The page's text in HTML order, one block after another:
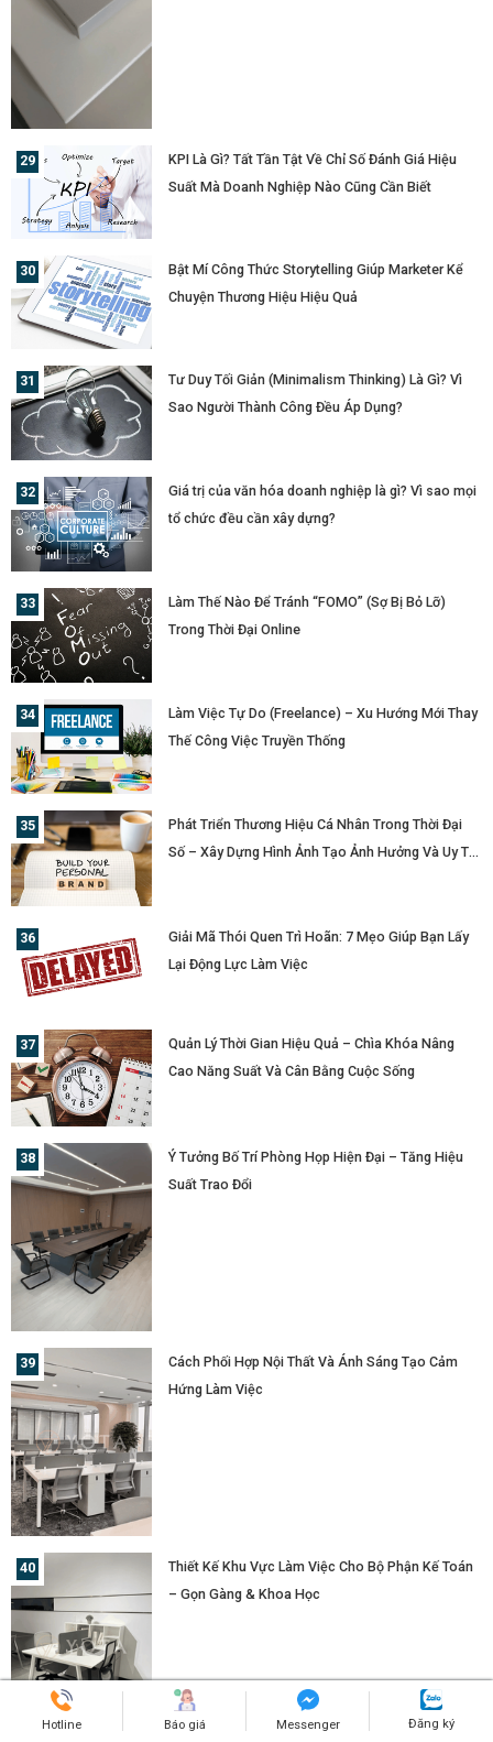
KPI Là Gì? Tất Tần Tật Về Chỉ Số Đánh Giá Hiệu
Suất Mà Doanh Nghiệp Nào Cũng Cần Biết
Bật Mí Công Thức Storytelling Giúp Marketer Kể
Chuyện Thương Hiệu Hiệu Quả
Tư Duy Tối Giản (Minimalism Thinking) Là Gì? Vì
Sao Người Thành Công Đều Áp Dụng?
Giá trị của văn hóa doanh nghiệp là gì? Vì sao mọi
tổ chức đều cần xây dựng?
Làm Thế Nào Để Tránh “FOMO” (Sợ Bị Bỏ Lỡ)
Trong Thời Đại Online
Làm Việc Tự Do (Freelance) – Xu Hướng Mới Thay
Thế Công Việc Truyền Thống
Phát Triển Thương Hiệu Cá Nhân Trong Thời Đại
Số – Xây Dựng Hình Ảnh Tạo Ảnh Hưởng Và Uy Tín
Giải Mã Thói Quen Trì Hoãn: 7 Mẹo Giúp Bạn Lấy
Lại Động Lực Làm Việc
Quản Lý Thời Gian Hiệu Quả – Chìa Khóa Nâng
Cao Năng Suất Và Cân Bằng Cuộc Sống
Ý Tưởng Bố Trí Phòng Họp Hiện Đại – Tăng Hiệu
Suất Trao Đổi
Cách Phối Hợp Nội Thất Và Ánh Sáng Tạo Cảm
Hứng Làm Việc
Thiết Kế Khu Vực Làm Việc Cho Bộ Phận Kế Toán
– Gọn Gàng & Khoa Học
Hotline Báo giá Messenger Đăng ký